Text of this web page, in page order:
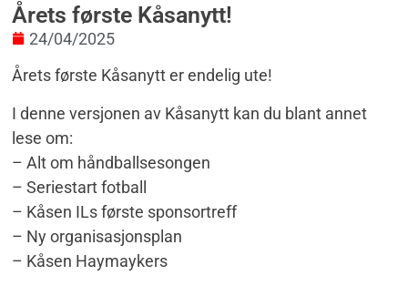
Årets første Kåsanytt!
24/04/2025
Årets første Kåsanytt er endelig ute!
I denne versjonen av Kåsanytt kan du blant annet
lese om:
– Alt om håndballsesongen
– Seriestart fotball
– Kåsen ILs første sponsortreff
– Ny organisasjonsplan
– Kåsen Haymaykers